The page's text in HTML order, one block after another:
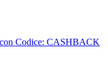
Codice: CASHBACK